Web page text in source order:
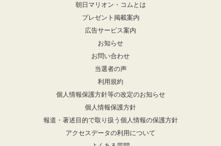
朝日マリオン・コムとは
プレゼント掲載案内
広告サービス案内
お知らせ
お問い合わせ
当選者の声
利用規約
個人情報保護方針等の改定のお知らせ
個人情報保護方針
報道・著述目的で取り扱う個人情報の保護方針
アクセスデータの利用について